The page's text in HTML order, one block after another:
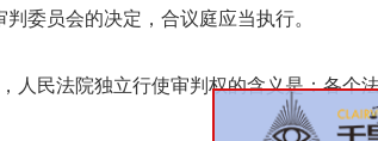
判委员会的决定，合议庭应当执行。
人民法院独立行使审判权的含义是：各个